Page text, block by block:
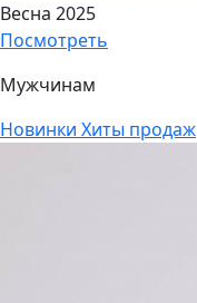
Весна 2025
Посмотреть
Мужчинам
Новинки Хиты продаж